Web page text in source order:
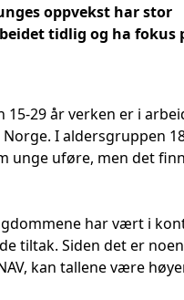
oppvekst har stor
tidlig og ha fokus
29 år verken er i
I aldersgruppen
unge uføre, men det
har vært i
tiltak. Siden det er
kan tallene være